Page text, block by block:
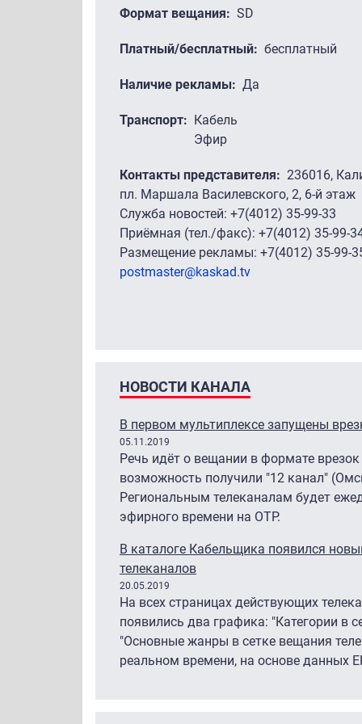
Формат вещания SD
Платный/бесплатный бесплатный
Наличие рекламы Да
Транспорт
Кабель
Эфир
Контакты представителя
236016,
пл. Маршала Василевского, 2, 6-й этаж
Служба новостей: +7(4012) 35-99-33
Приёмная (тел./факс): +7(4012) 35-99-
Размещение рекламы: +7(4012) 35-99-
postmaster@kaskad.tv
НОВОСТИ КАНАЛА
В первом мультиплексе запущены
05.11.2019
Речь идёт о вещании в формате
возможность получили "12 канал"
Региональным телеканалам будет
эфирного времени на ОТР.
В каталоге Кабельщика появился
телеканалов
20.05.2019
На всех страницах действующих
появились два графика: "Категории в
"Основные жанры в сетке вещания
реальном времени, на основе данных